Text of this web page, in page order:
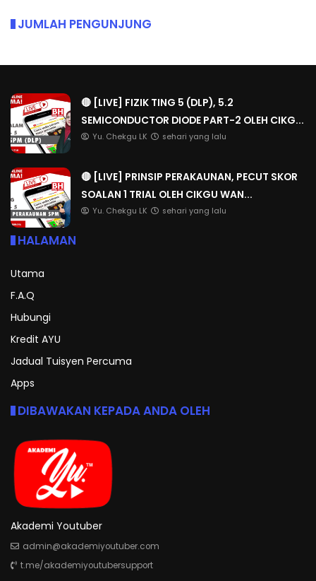
JUMLAH PENGUNJUNG
🔴 [LIVE] FIZIK TING 5 (DLP), 5.2
SEMICONDUCTOR DIODE PART-2 OLEH CIKG...
Yu. Chekgu LK sehari yang lalu
🔴 [LIVE] PRINSIP PERAKAUNAN, PECUT SKOR
SOALAN 1 TRIAL OLEH CIKGU WAN...
Yu. Chekgu LK sehari yang lalu
HALAMAN
Utama
F.A.Q
Hubungi
Kredit AYU
Jadual Tuisyen Percuma
Apps
DIBAWAKAN KEPADA ANDA OLEH
Akademi Youtuber
admin@akademiyoutuber.com
t.me/akademiyoutubersupport